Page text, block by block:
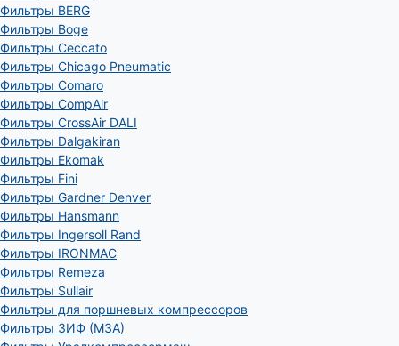
Фильтры BERG
Фильтры Boge
Фильтры Ceccato
Фильтры Chicago Pneumatic
Фильтры Comaro
Фильтры CompAir
Фильтры CrossAir DALI
Фильтры Dalgakiran
Фильтры Ekomak
Фильтры Fini
Фильтры Gardner Denver
Фильтры Hansmann
Фильтры Ingersoll Rand
Фильтры IRONMAC
Фильтры Remeza
Фильтры Sullair
Фильтры для поршневых компрессоров
Фильтры ЗИФ (МЗА)